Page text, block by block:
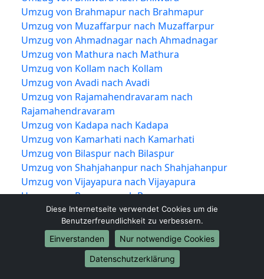
Umzug von Brahmapur nach Brahmapur
Umzug von Muzaffarpur nach Muzaffarpur
Umzug von Ahmadnagar nach Ahmadnagar
Umzug von Mathura nach Mathura
Umzug von Kollam nach Kollam
Umzug von Avadi nach Avadi
Umzug von Rajamahendravaram nach
Rajamahendravaram
Umzug von Kadapa nach Kadapa
Umzug von Kamarhati nach Kamarhati
Umzug von Bilaspur nach Bilaspur
Umzug von Shahjahanpur nach Shahjahanpur
Umzug von Vijayapura nach Vijayapura
Umzug von Rampur nach Rampur
Umzug von Shivamogga nach Shivamogga
Umzug von Chandrapur nach Chandrapur
Umzug von Junagadh nach Junagadh
Umzug von Thrissur nach Thrissur
Umzug von Alwar nach Alwar
Diese Internetseite verwendet Cookies um die
Benutzerfreundlichkeit zu verbessern.
Einverstanden
Nur notwendige Cookies
Datenschutzerklärung